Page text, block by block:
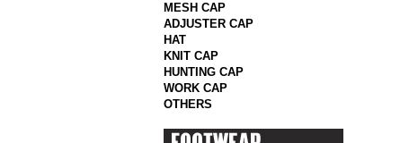
MESH CAP
ADJUSTER CAP
HAT
KNIT CAP
HUNTING CAP
WORK CAP
OTHERS